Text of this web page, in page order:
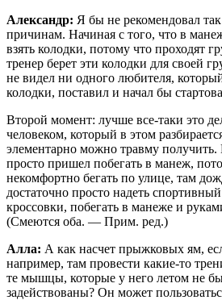
Александр: Я бы не рекомендовал
причинам. Начиная с того, что в
взять колодки, потому что проходят
тренер берет эти колодки для своей
не видел ни одного любителя,
колодки, поставил и начал бы
Второй момент: лучше все-таки это
человеком, который в этом
элементарно можно травму
просто пришел побегать в манеж,
некомфортно бегать по улице, там
достаточно просто надеть
кроссовки, побегать в манеже и
(Смеются оба. — Прим. ред.)
Алла: А как насчет прыжковых ям,
например, там провести какие-то
те мышцы, которые у него летом не
задействованы? Он может